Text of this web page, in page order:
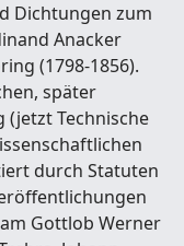
Dichtungen zum
Anacker
(1798-1856).
später
(jetzt Technische
durch Statuten
Gottlob Werner